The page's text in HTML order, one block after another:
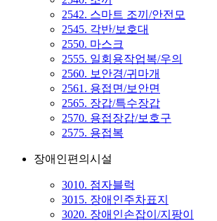
2542. 스마트 조끼/안전모
2545. 각반/보호대
2550. 마스크
2555. 일회용작업복/우의
2560. 보안경/귀마개
2561. 용접면/보안면
2565. 장갑/특수장갑
2570. 용접장갑/보호구
2575. 용접복
장애인편의시설
3010. 점자블럭
3015. 장애인주차표지
3020. 장애인손잡이/지팡이